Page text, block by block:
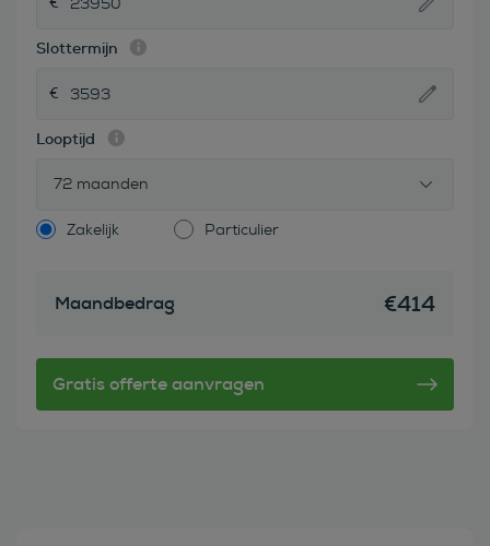
Slottermijn
Looptijd
72 maanden
Zakelijk Particulier
Maandbedrag €414